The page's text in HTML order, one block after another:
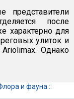
представители
после
характерно для
улиток и
Однако
и фауна ::